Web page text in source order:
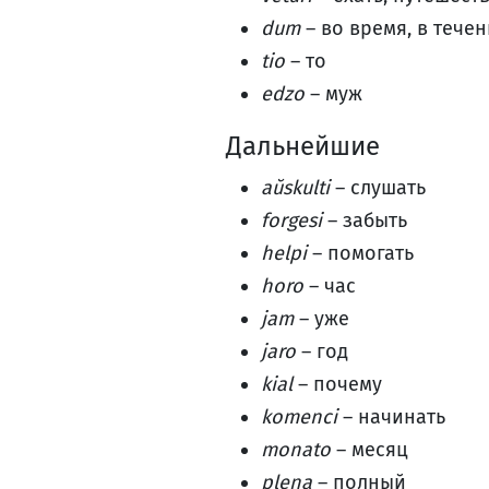
dum– во время, в
tio – то
edzo – муж
Дальнейшие
aŭskulti– слушать
forgesi– забыть
helpi– помогать
horo – час
jam– уже
jaro – год
kial– почему
komenci– начинать
monato – месяц
plena – полный